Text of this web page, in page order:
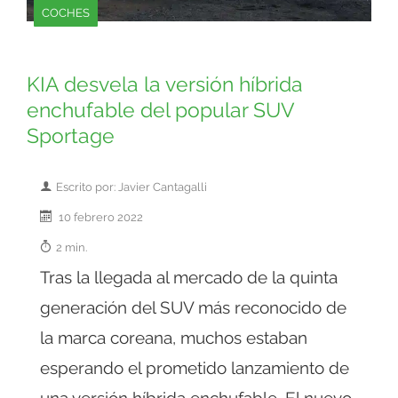
COCHES
KIA desvela la versión híbrida
enchufable del popular SUV
Sportage
Escrito por: Javier Cantagalli
10 febrero 2022
2 min.
Tras la llegada al mercado de la quinta
generación del SUV más reconocido de
la marca coreana, muchos estaban
esperando el prometido lanzamiento de